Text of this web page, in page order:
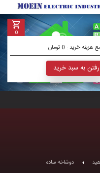
0
هزینه خرید :
رفتن به سبد خرید
دوشاخه ساده